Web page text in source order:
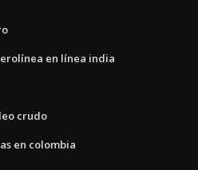
en línea india
crudo
en colombia